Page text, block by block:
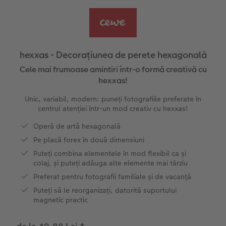
Exemplele clienților
CEWE FOTOCARTE Kids
CEWE FOTOCARTE Art Collection
Nature Prints
Poster Premium
Art Prints
Cutii cu fotografii
Set fotografii
Fotosticker
Fotografie Aludibond
Fotografie pe Forex
Panou de întâmpinare nuntă
Hexxas
Fotografie pe lemn
Decorațiuni de perete din mai multe părți
Rechizite școlare și de birou
Cutii de cadou
Art Prints
Calendare foto
CEWE FOTOCARTE Kids
Povești CEWE
Idei de cadouri pentru cei dragi
Interviuri
Nuntă
Absolvire
hexxas - Decorațiunea de perete hexagonală
Cele mai frumoase amintiri într-o formă creativă cu
hexxas!
Unic, variabil, modern: puneți fotografiile preferate în
centrul atenției într-un mod creativ cu hexxas!
Operă de artă hexagonală
Pe placă forex în două dimensiuni
Puteți combina elementele în mod flexibil ca și
colaj, și puteți adăuga alte elemente mai târziu
Preferat pentru fotografii familiale și de vacanță
Puteți să le reorganizați, datorită suportului
magnetic practic